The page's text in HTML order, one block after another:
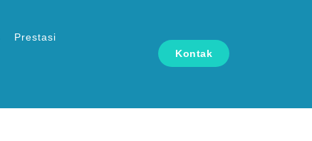
Prestasi
Kontak